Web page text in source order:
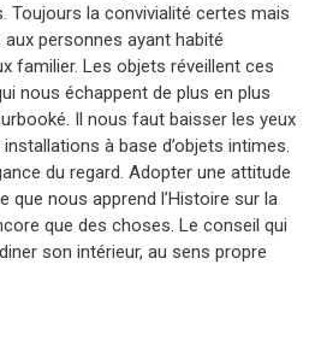
Toujours la convivialité certes mais
personnes ayant habité
familier. Les objets réveillent ces
nous échappent de plus en plus
Il nous faut baisser les yeux
à base d’objets intimes.
du regard. Adopter une attitude
que nous apprend l’Histoire sur la
que des choses. Le conseil qui
son intérieur, au sens propre